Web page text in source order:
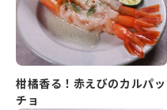
柑橘香る！赤えびのカルパッ
チョ